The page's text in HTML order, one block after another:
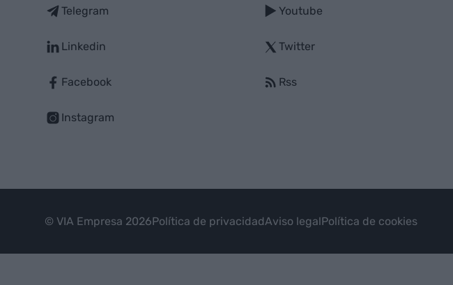
Telegram
Linkedin
Facebook
Instagram
Youtube
Twitter
Rss
© VIA Empresa 2026Política de privacidadAviso legalPolítica de cookies